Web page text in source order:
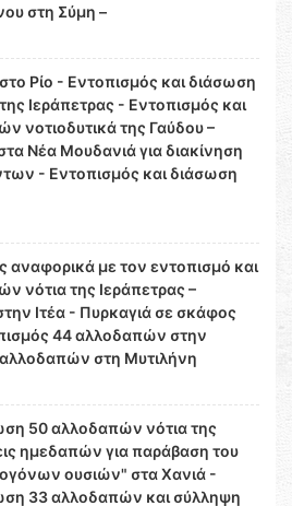
στη Σύμη –
Ρίο - Εντοπισμός και διάσωση
Ιεράπετρας - Εντοπισμός και
νοτιοδυτικά της Γαύδου –
Νέα Μουδανιά για διακίνηση
- Εντοπισμός και διάσωση
αναφορικά με τον εντοπισμό και
νότια της Ιεράπετρας –
Ιτέα - Πυρκαγιά σε σκάφος
44 αλλοδαπών στην
στη Μυτιλήνη
50 αλλοδαπών νότια της
ημεδαπών για παράβαση του
ουσιών" στα Χανιά -
33 αλλοδαπών και σύλληψη